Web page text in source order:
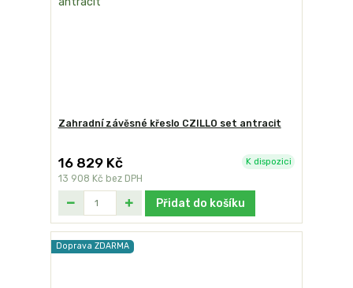
Zahradní závěsné křeslo CZILLO set antracit
16 829 Kč
13 908 Kč bez DPH
K dispozici
Přidat do košíku
Doprava ZDARMA